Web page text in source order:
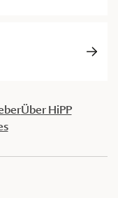
Über HiPP